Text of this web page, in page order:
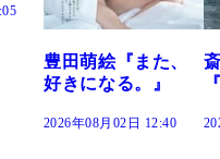
斎藤恭代
『BOUND』
2026年08月02日 12:35